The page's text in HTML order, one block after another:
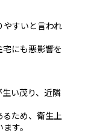
やすいと言われ
にも悪影響を
い茂り、近隣
ため、衛生上
す。